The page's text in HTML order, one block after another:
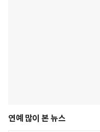
연예 많이 본 뉴스